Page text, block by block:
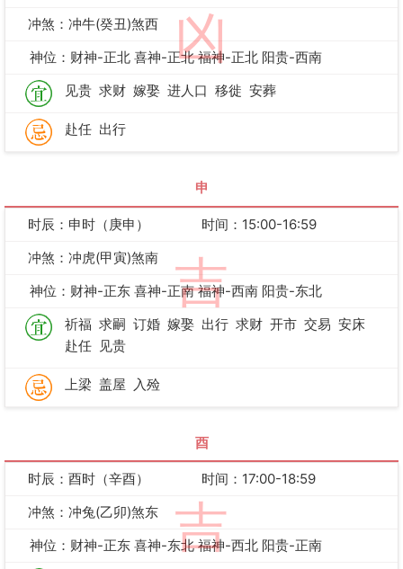
凶
冲煞：冲牛(癸丑)煞西
神位：财神-正北 喜神-正北 福神-正北 阳贵-西南
见贵 求财 嫁娶 进人口 移徙 安葬
赴任 出行
申
吉
时辰：申时（庚申）
时间：15:00-16:59
冲煞：冲虎(甲寅)煞南
神位：财神-正东 喜神-正南 福神-西南 阳贵-东北
祈福 求嗣 订婚 嫁娶 出行 求财 开市 交易 安床
赴任 见贵
上梁 盖屋 入殓
酉
吉
时辰：酉时（辛酉）
时间：17:00-18:59
冲煞：冲兔(乙卯)煞东
神位：财神-正东 喜神-东北 福神-西北 阳贵-正南